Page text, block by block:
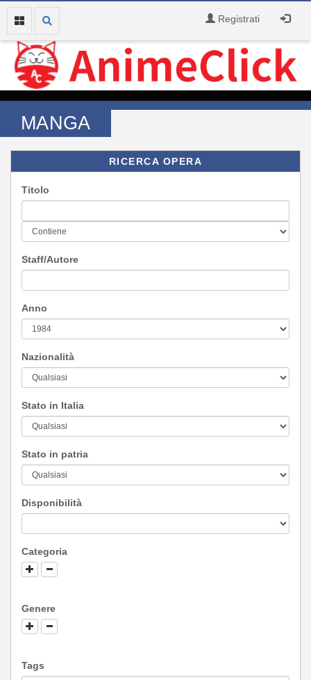
Registrati
MANGA
RICERCA OPERA
Titolo
Staff/Autore
Anno
Nazionalità
Stato in Italia
Stato in patria
Disponibilità
Categoria
Genere
Tags